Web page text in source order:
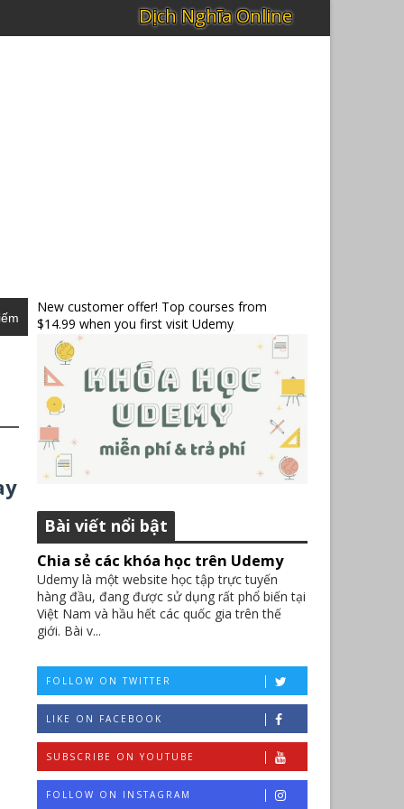
New customer offer! Top courses from
$14.99 when you first visit Udemy
Bài viết nổi bật
Chia sẻ các khóa học trên Udemy
Udemy là một website học tập trực tuyến
hàng đầu, đang được sử dụng rất phổ biến tại
Việt Nam và hầu hết các quốc gia trên thế
giới. Bài v...
FOLLOW ON TWITTER
LIKE ON FACEBOOK
SUBSCRIBE ON YOUTUBE
FOLLOW ON INSTAGRAM